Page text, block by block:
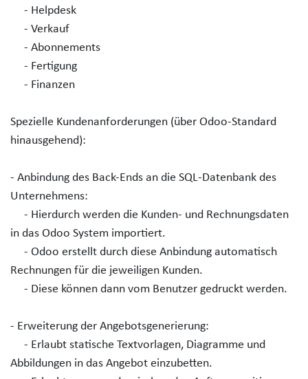
- Helpdesk
- Verkauf
- Abonnements
- Fertigung
- Finanzen
Spezielle Kundenanforderungen (über Odoo-Standard
hinausgehend):
- Anbindung des Back-Ends an die SQL-Datenbank des
Unternehmens:
- Hierdurch werden die Kunden- und Rechnungsdaten
in das Odoo System importiert.
- Odoo erstellt durch diese Anbindung automatisch
Rechnungen für die jeweiligen Kunden.
- Diese können dann vom Benutzer gedruckt werden.
- Erweiterung der Angebotsgenerierung:
- Erlaubt statische Textvorlagen, Diagramme und
Abbildungen in das Angebot einzubetten.